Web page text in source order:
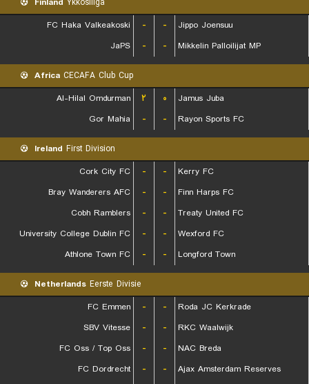
FC Haka Valkeakoski
- -
Jippo Joensuu
JaPS
- - Mikkelin Palloilijat MP
Africa CECAFA Club Cup
Al-Hilal Omdurman
۲ ۰
Jamus Juba
Gor Mahia
- - Rayon Sports FC
Ireland First Division
Cork City FC
- -
Kerry FC
Bray Wanderers AFC
- -
Finn Harps FC
Cobh Ramblers
- -
Treaty United FC
University College Dublin FC
- -
Wexford FC
Athlone Town FC
- - Longford Town
Netherlands Eerste Divisie
FC Emmen
- -
Roda JC Kerkrade
SBV Vitesse
- -
RKC Waalwijk
FC Oss / Top Oss
- -
NAC Breda
FC Dordrecht
- -
Ajax Amsterdam Reserves